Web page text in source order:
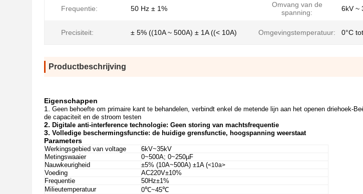
Frequentie: 50 Hz ± 1%
Omvang van de
spanning:
6kV ~
Precisiteit: ± 5% ((10A ~ 500A) ± 1A ((< 10A) Omgevingstemperatuur: 0°C
Productbeschrijving
Eigenschappen
1. Geen behoefte om primaire kant te behandelen, verbindt enkel de metende lijn aan het openen driehoek-
de capaciteit en de stroom testen
2. Digitale anti-interference technologie: Geen storing van machtsfrequentie
3. Volledige beschermingsfunctie: de huidige grensfunctie, hoogspanning weerstaat
Parameters
Werkingsgebied van voltage
6kV~35kV
Metingswaaier
0~500A; 0~250µF
Nauwkeurigheid
±5% (10A~500A) ±1A (<10a>
Voeding
AC220V±10%
Frequentie
50Hz±1%
Milieutemperatuur
0℃~45℃